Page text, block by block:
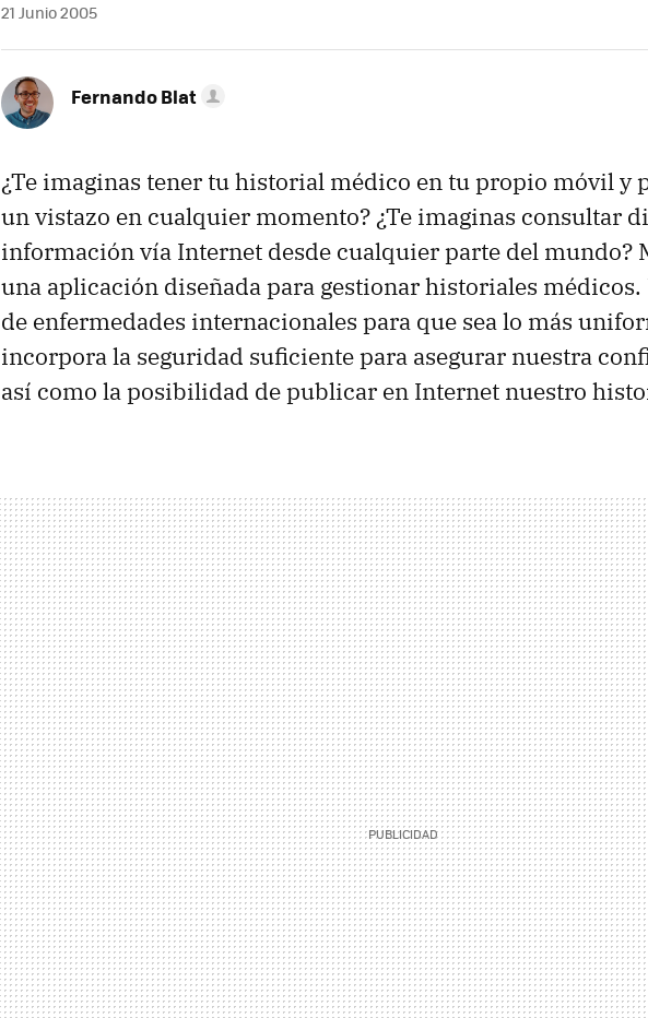
21 Junio 2005
Fernando Blat
¿Te imaginas tener tu historial médico en tu propio móvil y
un vistazo en cualquier momento? ¿Te imaginas consultar
información vía Internet desde cualquier parte del mundo?
una aplicación diseñada para gestionar historiales
de enfermedades internacionales para que sea lo más
incorpora la seguridad suficiente para asegurar nuestra
así como la posibilidad de publicar en Internet nuestro